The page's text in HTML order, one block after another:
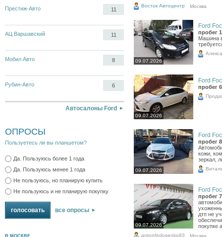
Престиж-Авто 11
АЦ Варшавский 11
Мобил Авто 8
Рубин-Авто 6
Автосалоны Ford
ОПРОСЫ
Пользуетесь ли вы планшетом?
Да. Пользуюсь более 1 года
Да. Пользуюсь менее 1 года
Не пользуюсь, но планирую купить
Не пользуюсь и не планирую покупку
все опросы
В МОСКВЕ
Восток Автоцентр Москва
09.07.2026
Ford
пробег
Машина
09.07.2026
Ford
пробег
09.07.2026
Ford
пробег
кожи,
зеркал,
09.07.2026
Ford
пробег
дтп не
покупке
antonfedosenko83 Москва